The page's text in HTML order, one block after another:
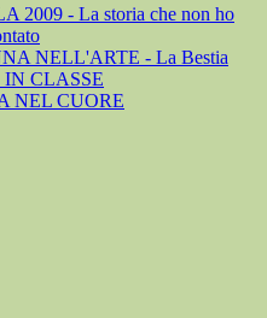
2009 - La storia che non ho
NELL'ARTE - La Bestia
CLASSE
NEL CUORE